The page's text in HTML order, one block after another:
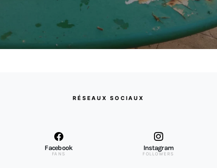
RÉSEAUX SOCIAUX
Facebook
FANS
Instagram
FOLLOWERS